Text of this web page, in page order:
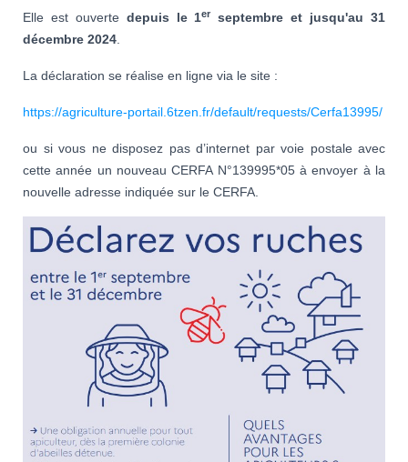
Elle est ouverte depuis le 1er
septembre et jusqu'au 31
décembre 2024
La déclaration se réalise en ligne via le site :
https://agriculture-portail.6tzen.fr/default/requests/Cerfa13995/
ou si vous ne disposez pas d’internet par voie postale avec
cette année un nouveau CERFA N°139995*05 à envoyer à la
nouvelle adresse indiquée sur le CERFA.